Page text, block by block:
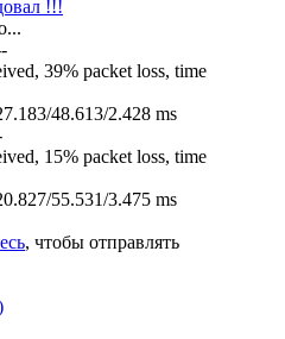
!!!
39% packet loss, time
48.613/2.428 ms
15% packet loss, time
55.531/3.475 ms
, чтобы отправлять